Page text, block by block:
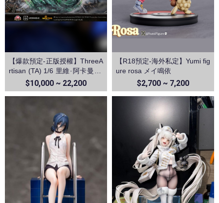
【爆款預定-正版授權】ThreeA
rtisan (TA) 1/6 里維·阿卡曼 利
威爾 進擊的巨人第三季 TPlus
系列
$10,000 ~ 22,200
【R18預定-海外私定】Yumi fig
ure rosa メイ鳴依
$2,700 ~ 7,200